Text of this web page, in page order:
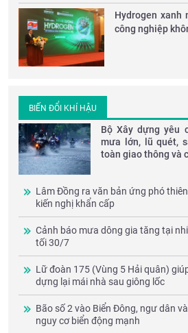
Hydrogen xanh
công nghiệp
BIẾN ĐỔI KHÍ HẬU
Bộ Xây dựng yêu
mưa lớn, lũ quét,
toàn giao thông và
Lâm Đồng ra văn bản ứng phó
kiến nghị khẩn cấp
Cảnh báo mưa dông gia tăng tại
tối 30/7
Lữ đoàn 175 (Vùng 5 Hải quân)
dựng lại mái nhà sau giông lốc
Bão số 2 vào Biển Đông, ngư dân
nguy cơ biển động mạnh